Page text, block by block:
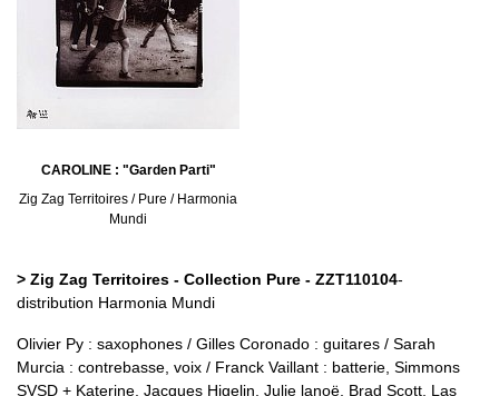
CAROLINE : "Garden Parti"
Zig Zag Territoires / Pure / Harmonia
Mundi
> Zig Zag Territoires - Collection Pure - ZZT110104-
distribution Harmonia Mundi
Olivier Py : saxophones / Gilles Coronado : guitares / Sarah
Murcia : contrebasse, voix / Franck Vaillant : batterie, Simmons
SVSD + Katerine, Jacques Higelin, Julie lanoë, Brad Scott, Las